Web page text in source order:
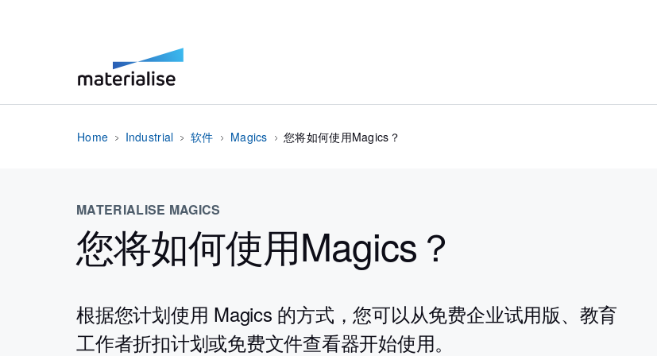
Home Industrial 软件 Magics 您将如何使用Magics？
MATERIALISE MAGICS
您将如何使用Magics？
根据您计划使用 Magics 的方式，您可以从免费企业试用版、教育
工作者折扣计划或免费文件查看器开始使用。